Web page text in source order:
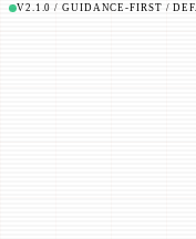
V2.1.0 / GUIDANCE-FIRST /